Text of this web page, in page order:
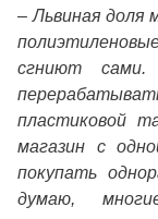
– Львиная доля
сгниют
пластиковой
магазин с
покупать
думаю,